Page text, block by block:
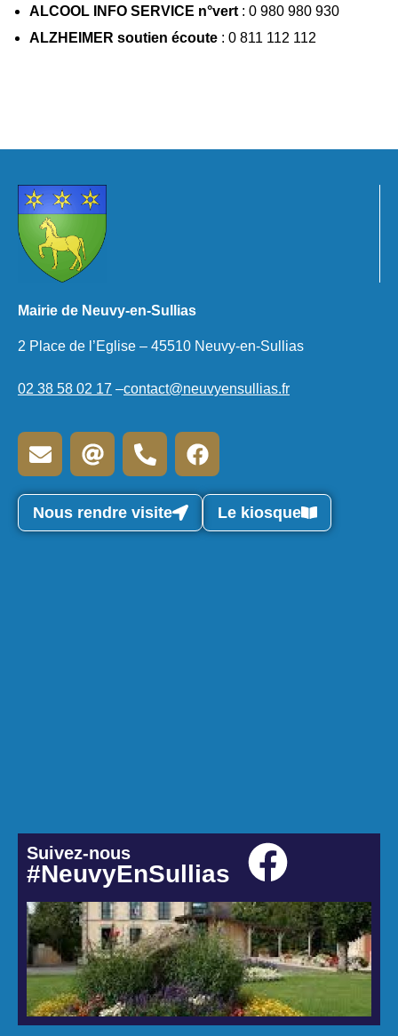
ALCOOL INFO SERVICE n°vert: 0 980 980 930
ALZHEIMER soutien écoute: 0 811 112 112
Mairie de Neuvy-en-Sullias
2 Place de l’Eglise – 45510 Neuvy-en-Sullias
02 38 58 02 17 –contact@neuvyensullias.fr
Nous rendre visite Le kiosque
Suivez-nous
#NeuvyEnSullias